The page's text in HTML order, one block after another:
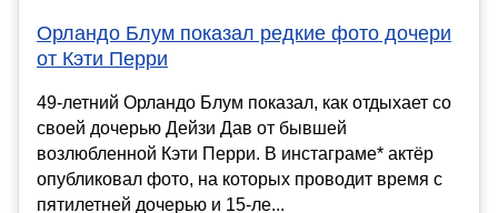
Орландо Блум показал редкие фото дочери
от Кэти Перри
49-летний Орландо Блум показал, как отдыхает со
своей дочерью Дейзи Дав от бывшей
возлюбленной Кэти Перри. В инстаграме* актёр
опубликовал фото, на которых проводит время с
пятилетней дочерью и 15-ле...